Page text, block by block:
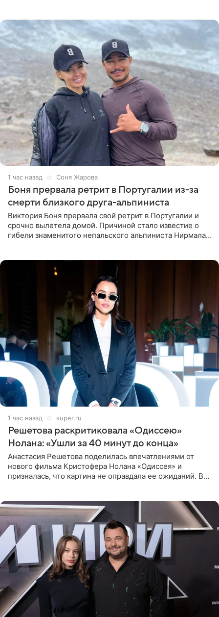
1 час назад Соня Жарова
Боня прервала ретрит в Португалии из-за
смерти близкого друга-альпиниста
Виктория Боня прервала свой ретрит в Португалии и
срочно вылетела домой. Причиной стало известие о
гибели знаменитого непальского альпиниста Нирмала
1 час назад super.ru
Решетова раскритиковала «Одиссею»
Нолана: «Ушли за 40 минут до конца»
Анастасия Решетова поделилась впечатлениями от
нового фильма Кристофера Нолана «Одиссея» и
призналась, что картина не оправдала ее ожиданий. В